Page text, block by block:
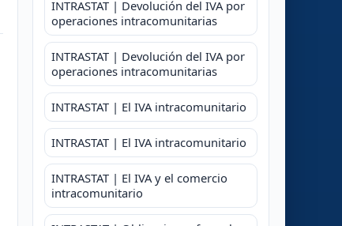
INTRASTAT | Devolución del IVA por
operaciones intracomunitarias
INTRASTAT | Devolución del IVA por
operaciones intracomunitarias
INTRASTAT | El IVA intracomunitario
INTRASTAT | El IVA intracomunitario
INTRASTAT | El IVA y el comercio
intracomunitario